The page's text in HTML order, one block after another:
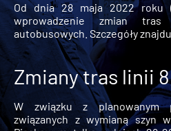
Od dnia 28 maja 2022 roku
wprowadzenie zmian
autobusowych. Szczegóły
Zmiany tras linii
W związku z planowanym
związanych z wymianą szyn